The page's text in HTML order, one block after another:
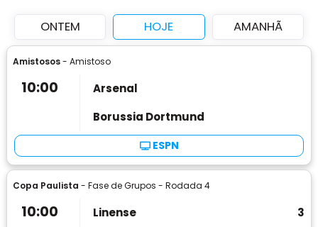
ONTEM HOJE AMANHÃ
Amistosos- Amistoso
10:00
Arsenal
Borussia Dortmund
ESPN
Copa Paulista - Fase de Grupos - Rodada 4
10:00 Linense
3